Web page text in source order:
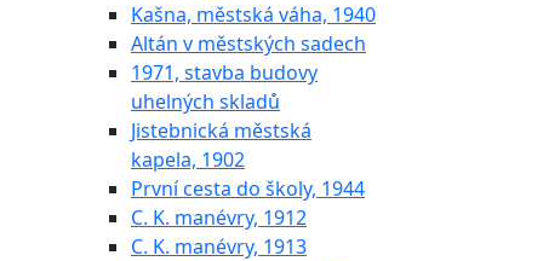
Kašna, městská váha, 1940
Altán v městských sadech
1971, stavba budovy
uhelných skladů
Jistebnická městská
kapela, 1902
První cesta do školy, 1944
C. K. manévry, 1912
C. K. manévry, 1913